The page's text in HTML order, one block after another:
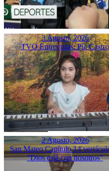
3 Agosto, 2026
TVO Entrevistas: Pía Castro
2 Agosto, 2026
San Mateo Capítulo 14
“Dios está con nosotros”